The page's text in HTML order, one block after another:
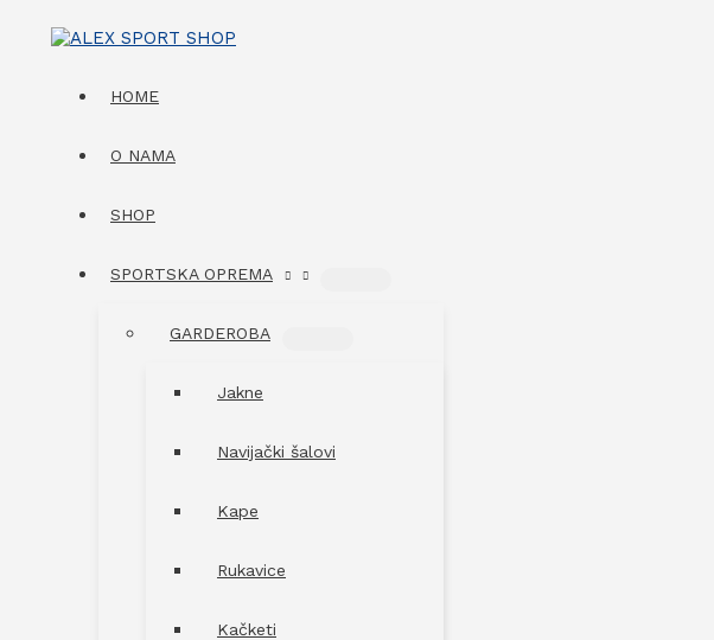
HOME
O NAMA
SHOP
SPORTSKA OPREMA
GARDEROBA
Jakne
Navijački šalovi
Kape
Rukavice
Kačketi